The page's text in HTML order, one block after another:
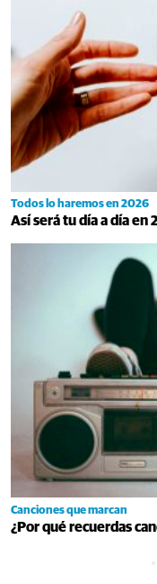
Todos lo haremos en 2026
Así será tu día a día en
Canciones que marcan
¿Por qué recuerdas